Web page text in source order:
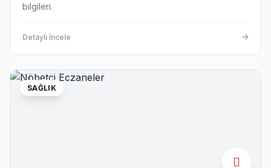
bilgileri.
Detaylı İncele
SAĞLIK